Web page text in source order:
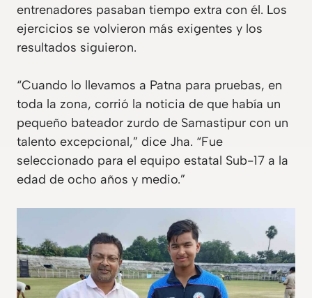
entrenadores pasaban tiempo extra con él. Los
ejercicios se volvieron más exigentes y los
resultados siguieron.
“Cuando lo llevamos a Patna para pruebas, en
toda la zona, corrió la noticia de que había un
pequeño bateador zurdo de Samastipur con un
talento excepcional,” dice Jha. “Fue
seleccionado para el equipo estatal Sub-17 a la
edad de ocho años y medio.”